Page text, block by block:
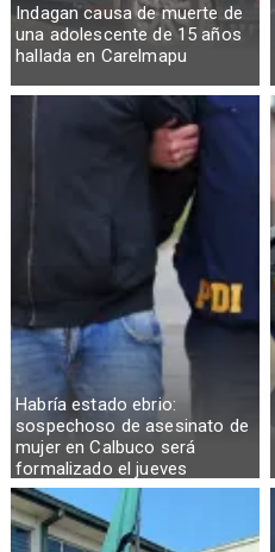
Indagan causa de muerte de
una adolescente de 15 años
hallada en Carelmapu
Habría estado ebrio:
sospechoso de asesinato de
mujer en Calbuco será
formalizado el jueves